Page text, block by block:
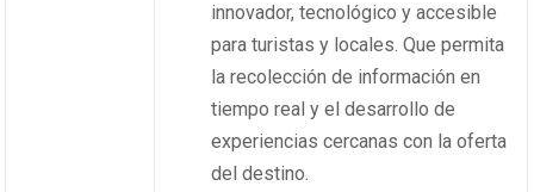
innovador, tecnológico y accesible
para turistas y locales. Que permita
la recolección de información en
tiempo real y el desarrollo de
experiencias cercanas con la oferta
del destino.